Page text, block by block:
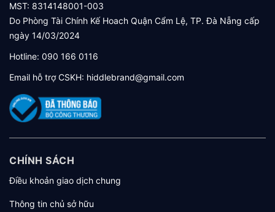
MST: 8314148001-003
Do Phòng Tài Chính Kế Hoach Quận Cẩm Lệ, TP. Đà Nẵng cấp
ngày 14/03/2024
Hotline: 090 166 0116
Email hỗ trợ CSKH: hiddlebrand@gmail.com
CHÍNH SÁCH
Điều khoản giao dịch chung
Thông tin chủ sở hữu